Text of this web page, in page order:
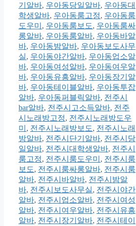
기알바, 우아동당일알바, 우아동대
학생알바, 우아동룸고정, 우아동룸
도우미 , 우아동룸보도, 우아동룸싸
롱알바, 우아동룸알바, 우아동바알
바, 우아동밤알바, 우아동보도사무
실, 우아동야간알바, 우아동업소알
바, 우아동여성알바, 우아동여우알
바, 우아동유흥알바, 우아동장기알
바, 우아동테이블알바, 우아동투잡
알바, 우아동퍼블릭알바, 전주시
bar알바, 전주시고소득알바, 전주
시노래방고정, 전주시노래방도우
미 , 전주시노래방보도, 전주시노래
방알바, 전주시단기알바, 전주시당
일알바, 전주시대학생알바, 전주시
룸고정, 전주시룸도우미 , 전주시룸
보도, 전주시룸싸롱알바, 전주시룸
알바, 전주시바알바, 전주시밤알
바, 전주시보도사무실, 전주시야간
알바, 전주시업소알바, 전주시여성
알바, 전주시여우알바, 전주시유흥
알바, 전주시장기알바, 전주시테이